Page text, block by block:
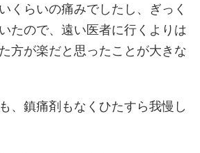
くらいの痛みでしたし、ぎっく
たので、遠い医者に行くよりは
方が楽だと思ったことが大きな
、鎮痛剤もなくひたすら我慢し